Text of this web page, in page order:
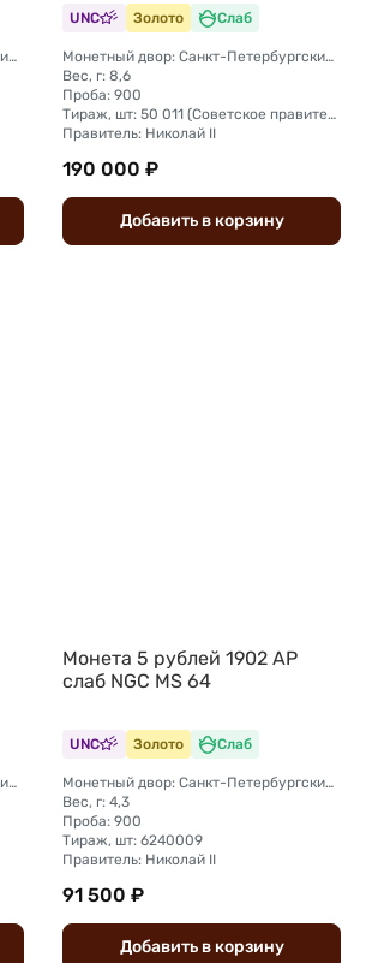
Монетный двор: Санкт-Петербургский монетный двор
UNC Золото Слаб
Монетный двор: Санкт-Петербургский монетный двор
Вес, г: 8,6
Проба: 900
Тираж, шт: 50 011 (Советское правительство с декабря 1925 г. по март 1926 г. отчеканило 2 011 000 10-ти рублевого достоинства царского образца, предположительно штемпелями 1911 г.)
Правитель: Николай II
190 000 ₽
Добавить вкорзину
Монетный двор: Санкт-Петербургский монетный двор
Монета 5 рублей 1902 АР
слаб NGC MS 64
UNC Золото Слаб
Монетный двор: Санкт-Петербургский монетный двор
Вес, г: 4,3
Проба: 900
Тираж, шт: 6240009
Правитель: Николай II
91 500 ₽
Добавить вкорзину